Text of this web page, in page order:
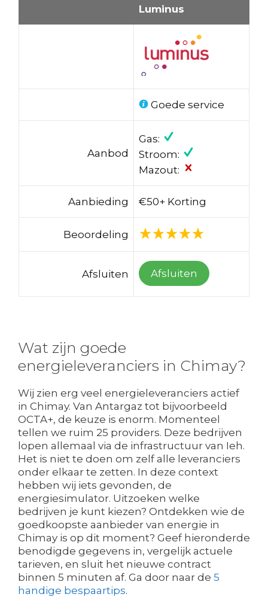
Luminus
Goede service
Aanbod
Gas:
Stroom:
Mazout:
Aanbieding €50+ Korting
Beoordeling
Afsluiten Afsluiten
Wat zijn goede
energieleveranciers in Chimay?
Wij zien erg veel energieleveranciers actief
in Chimay. Van Antargaz tot bijvoorbeeld
OCTA+, de keuze is enorm. Momenteel
tellen we ruim 25 providers. Deze bedrijven
lopen allemaal via de infrastructuur van Ieh.
Het is niet te doen om zelf alle leveranciers
onder elkaar te zetten. In deze context
hebben wij iets gevonden, de
energiesimulator. Uitzoeken welke
bedrijven je kunt kiezen? Ontdekken wie de
goedkoopste aanbieder van energie in
Chimay is op dit moment? Geef hieronderde
benodigde gegevens in, vergelijk actuele
tarieven, en sluit het nieuwe contract
binnen 5 minuten af. Ga door naar de 5
handige bespaartips.